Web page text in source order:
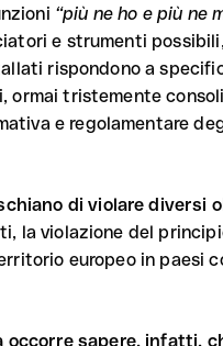
“più ne ho e più ne
e strumenti
rispondono a
ormai tristemente
e regolamentare
di violare diversi
la violazione del
europeo in paesi
occorre sapere, infatti,